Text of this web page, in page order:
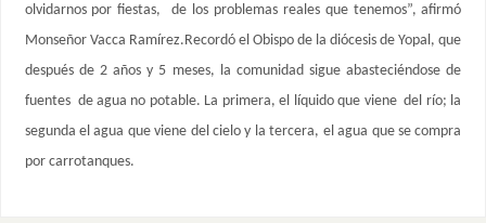
olvidarnos por fiestas, de los problemas reales que tenemos”, afirmó
Monseñor Vacca Ramírez.Recordó el Obispo de la diócesis de Yopal, que
después de 2 años y 5 meses, la comunidad sigue abasteciéndose de
fuentes de agua no potable. La primera, el líquido que viene del río; la
segunda el agua que viene del cielo y la tercera, el agua que se compra
por carrotanques.